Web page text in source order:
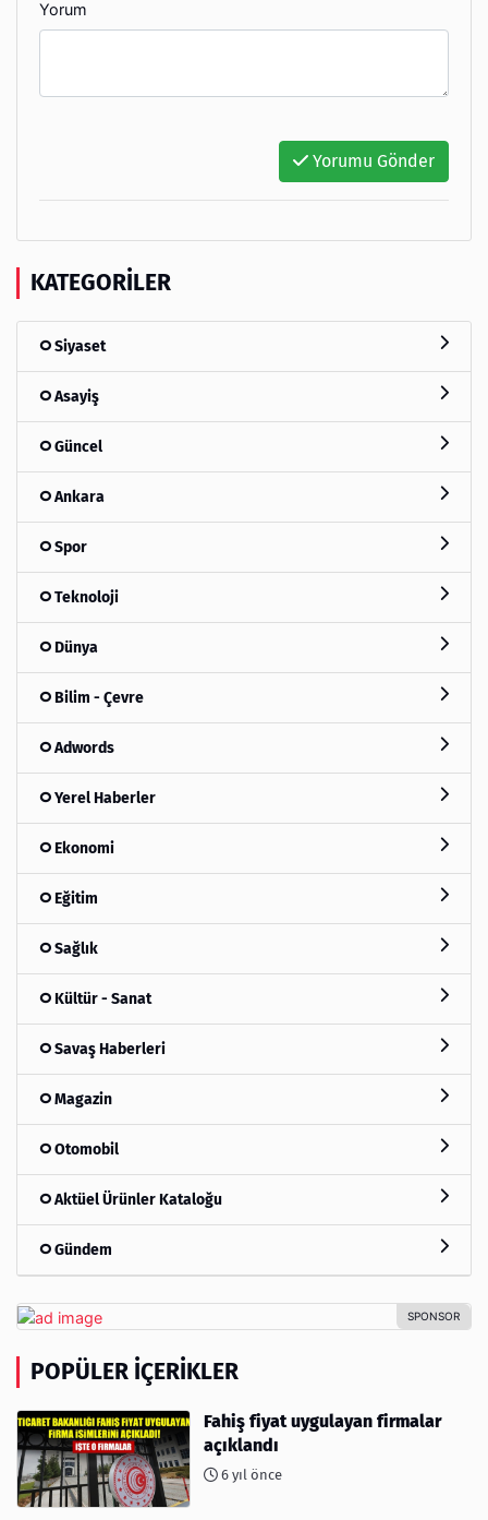
Yorum
Yorumu Gönder
KATEGORILER
Siyaset
Asayiş
Güncel
Ankara
Spor
Teknoloji
Dünya
Bilim - Çevre
Adwords
Yerel Haberler
Ekonomi
Eğitim
Sağlık
Kültür - Sanat
Savaş Haberleri
Magazin
Otomobil
Aktüel Ürünler Kataloğu
Gündem
POPÜLER İÇERIKLER
Fahiş fiyat uygulayan firmalar
açıklandı
6 yıl önce